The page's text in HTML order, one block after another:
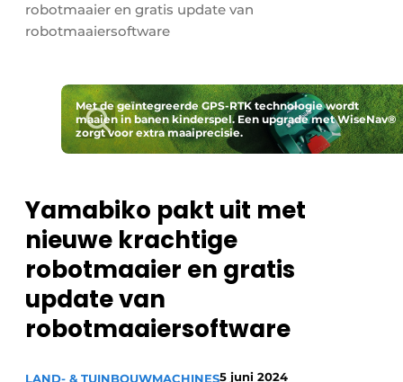
Evenement aanmelden
Meest gelezen
Nieuwsbrief
Podcasts
Vacature aanmelden
Video’s
robotmaaier en gratis update van
robotmaaiersoftware
Met de geïntegreerde GPS-RTK technologie wordt
maaien in banen kinderspel. Een upgrade met WiseNav®
zorgt voor extra maaiprecisie.
Yamabiko pakt uit met
nieuwe krachtige
robotmaaier en gratis
update van
robotmaaiersoftware
LAND- & TUINBOUWMACHINES5 juni 2024